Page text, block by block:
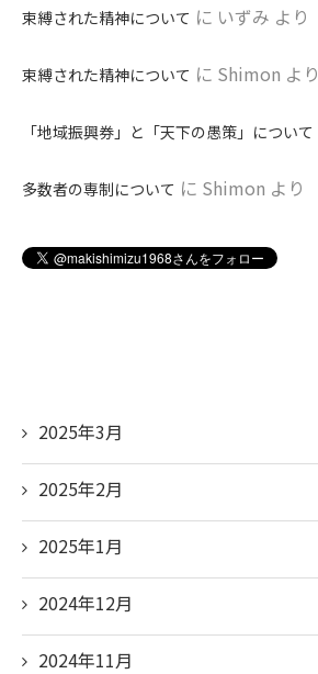
束縛された精神について に いずみ より
束縛された精神について に Shimon より
「地域振興券」と「天下の愚策」について
多数者の専制について に Shimon より
2025年3月
2025年2月
2025年1月
2024年12月
2024年11月